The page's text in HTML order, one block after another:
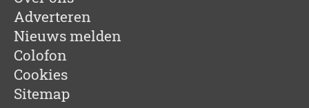
Adverteren
Nieuws melden
Colofon
Cookies
Sitemap